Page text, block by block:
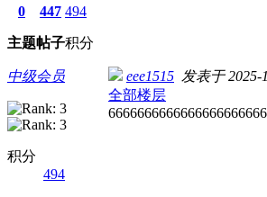
0
主题
447
帖子
494
积分
中级会员
积分
494
eee1515 发表于 2025-
全部楼层